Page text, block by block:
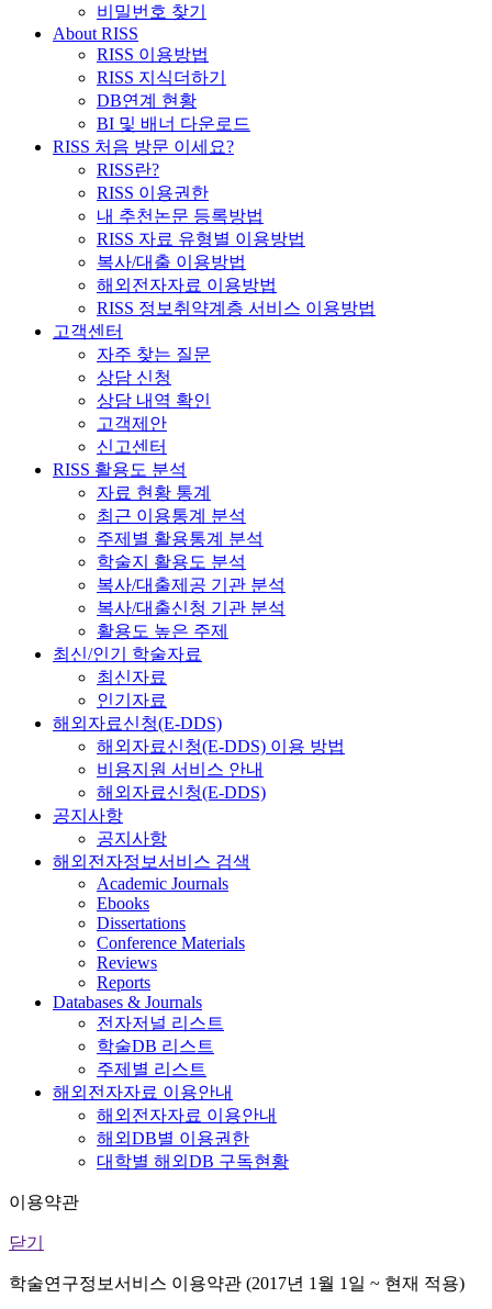
비밀번호 찾기
About RISS
RISS 이용방법
RISS 지식더하기
DB연계 현황
BI 및 배너 다운로드
RISS 처음 방문 이세요?
RISS란?
RISS 이용권한
내 추천논문 등록방법
RISS 자료 유형별 이용방법
복사/대출 이용방법
해외전자자료 이용방법
RISS 정보취약계층 서비스 이용방법
고객센터
자주 찾는 질문
상담 신청
상담 내역 확인
고객제안
신고센터
RISS 활용도 분석
자료 현황 통계
최근 이용통계 분석
주제별 활용통계 분석
학술지 활용도 분석
복사/대출제공 기관 분석
복사/대출신청 기관 분석
활용도 높은 주제
최신/인기 학술자료
최신자료
인기자료
해외자료신청(E-DDS)
해외자료신청(E-DDS) 이용 방법
비용지원 서비스 안내
해외자료신청(E-DDS)
공지사항
공지사항
해외전자정보서비스 검색
Academic Journals
Ebooks
Dissertations
Conference Materials
Reviews
Reports
Databases & Journals
전자저널 리스트
학술DB 리스트
주제별 리스트
해외전자자료 이용안내
해외전자자료 이용안내
해외DB별 이용권한
대학별 해외DB 구독현황
이용약관
닫기
학술연구정보서비스 이용약관 (2017년 1월 1일 ~ 현재 적용)